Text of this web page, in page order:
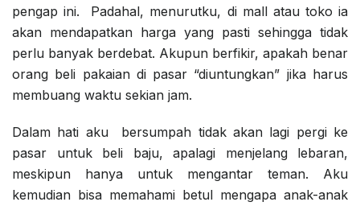
pengap ini. Padahal, menurutku, di mall atau toko ia
akan mendapatkan harga yang pasti sehingga tidak
perlu banyak berdebat. Akupun berfikir, apakah benar
orang beli pakaian di pasar “diuntungkan” jika harus
membuang waktu sekian jam.
Dalam hati aku bersumpah tidak akan lagi pergi ke
pasar untuk beli baju, apalagi menjelang lebaran,
meskipun hanya untuk mengantar teman. Aku
kemudian bisa memahami betul mengapa anak-anak